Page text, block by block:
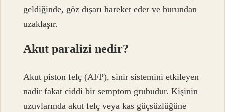
geldiğinde, göz dışarı hareket eder ve burundan
uzaklaşır.
Akut paralizi nedir?
Akut piston felç (AFP), sinir sistemini etkileyen
nadir fakat ciddi bir semptom grubudur. Kişinin
uzuvlarında akut felç veya kas güçsüzlüğüne